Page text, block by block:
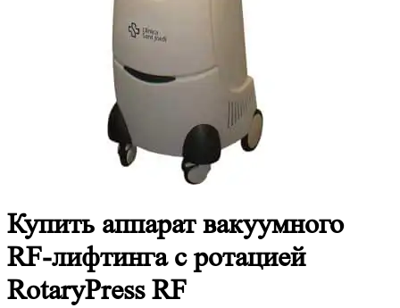
Купить аппарат вакуумного
RF-лифтинга с ротацией
RotaryPress RF